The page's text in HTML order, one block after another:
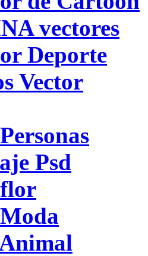
vectores
Deporte
Vector
Psd